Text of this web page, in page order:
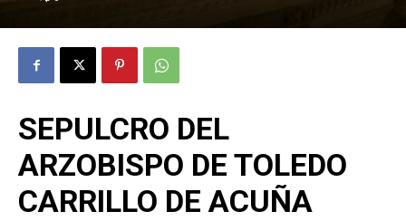
SEPULCRO DEL
ARZOBISPO DE TOLEDO
CARRILLO DE ACUÑA